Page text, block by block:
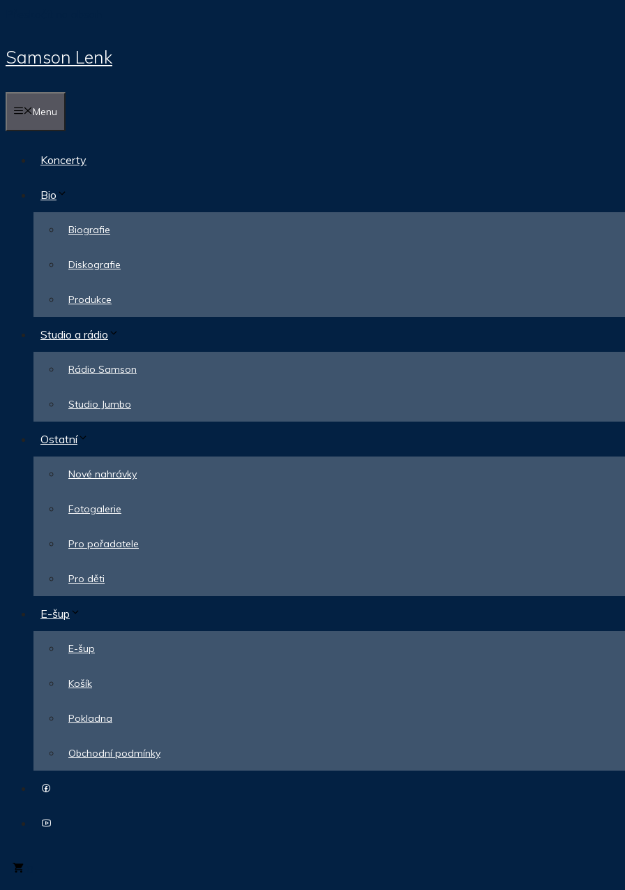
Samson Lenk
Menu
Koncerty
Bio
Biografie
Diskografie
Produkce
Studio a rádio
Rádio Samson
Studio Jumbo
Ostatní
Nové nahrávky
Fotogalerie
Pro pořadatele
Pro děti
E-šup
E-šup
Košík
Pokladna
Obchodní podmínky